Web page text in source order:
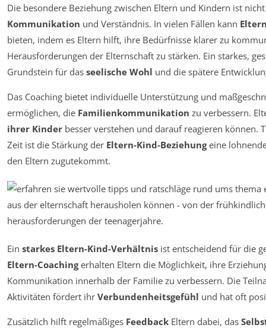
Die besondere Beziehung zwischen Eltern und Kindern ist
Kommunikation und Verständnis. In vielen Fällen kann
bieten, indem es Eltern hilft, ihre Bedürfnisse klarer zu
Herausforderungen der Elternschaft zu stärken. Ein starkes,
Grundstein für das seelische Wohl und die spätere
Das Coaching bietet individuelle Unterstützung und
ermöglichen, die Familienkommunikation zu verbessern.
ihrer Kinder besser verstehen und darauf reagieren können.
Zeit ist die Stärkung der Eltern-Kind-Beziehungeine
den Eltern zugutekommt.
Ein starkes Eltern-Kind-Verhältnis ist entscheidend für die
Eltern-Coachingerhalten Eltern die Möglichkeit, ihre
Kommunikation innerhalb der Familie zu verbessern. Die
Aktivitäten fördert ihr Verbundenheitsgefühl und hat oft
Zusätzlich hilft regelmäßiges Feedback Eltern dabei, das